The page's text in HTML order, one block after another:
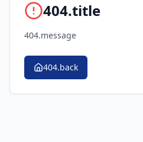
404.title
404.message
404.back